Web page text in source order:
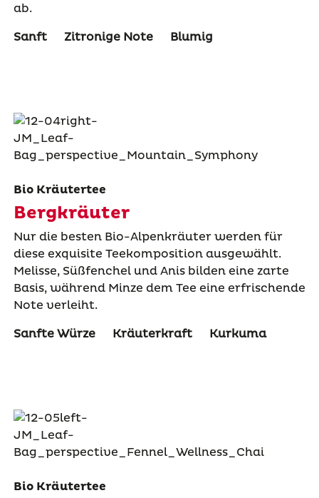
ab.
Sanft
Zitronige Note Blumig
Bio Kräutertee
Bergkräuter
Nur die besten Bio-Alpenkräuter werden für
diese exquisite Teekomposition ausgewählt.
Melisse, Süßfenchel und Anis bilden eine zarte
Basis, während Minze dem Tee eine erfrischende
Note verleiht.
Sanfte Würze
Kräuterkraft Kurkuma
Bio Kräutertee